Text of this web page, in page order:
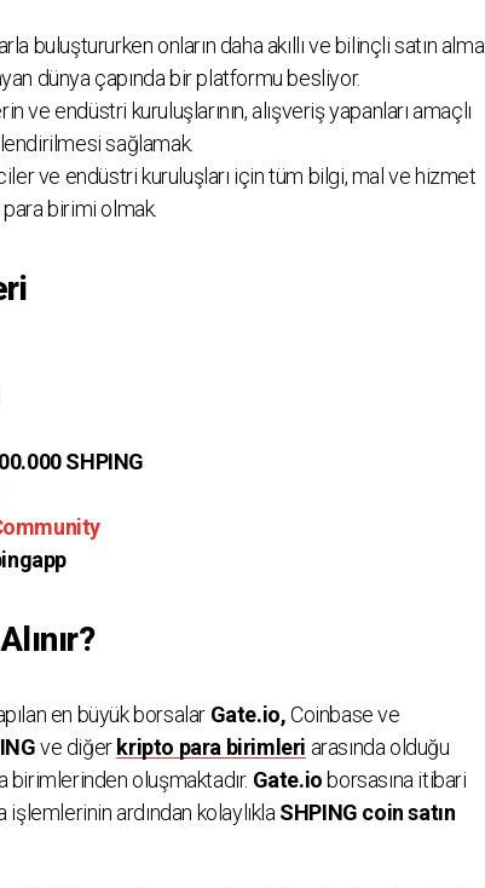
buluştururken onların daha akıllı ve bilinçli satın alma
dünya çapında bir platformu besliyor.
ve endüstri kuruluşlarının, alışveriş yapanları amaçlı
sağlamak.
ve endüstri kuruluşları için tüm bilgi, mal ve hizmet
birimi olmak.
SHPING
en büyük borsalar Gate.io,Coinbase ve
ve diğer kripto para birimleri arasında olduğu
oluşmaktadır. Gate.io borsasına itibari
ardından kolaylıkla SHPING coin satın